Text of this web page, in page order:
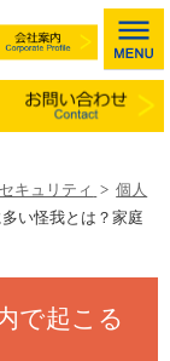
キュリティ > 個人
い怪我とは？家庭
で起こる